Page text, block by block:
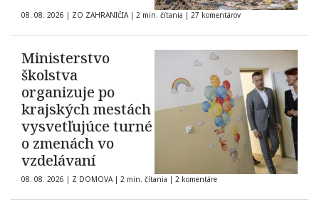
08. 08. 2026 | ZO ZAHRANIČIA | 2 min. čítania | 27 komentárov
Ministerstvo
školstva
organizuje po
krajských mestách
vysvetľujúce turné
o zmenách vo
vzdelávaní
08. 08. 2026 | Z DOMOVA | 2 min. čítania | 2 komentáre